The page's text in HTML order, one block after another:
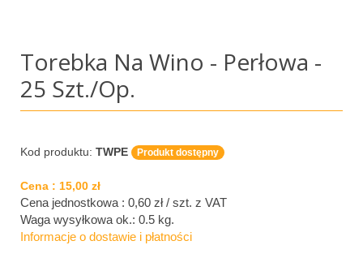
Torebka Na Wino - Perłowa -
25 Szt./op.
Kod produktu: TWPE Produkt dostępny
Cena : 15,00 zł
Cena jednostkowa : 0,60 zł / szt. z VAT
Waga wysyłkowa ok.: 0.5 kg.
Informacje o dostawie i płatności